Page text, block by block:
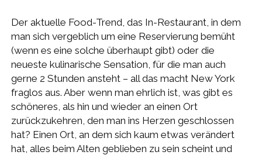
Der aktuelle Food-Trend, das In-Restaurant, in dem
man sich vergeblich um eine Reservierung bemüht
(wenn es eine solche überhaupt gibt) oder die
neueste kulinarische Sensation, für die man auch
gerne 2 Stunden ansteht – all das macht New York
fraglos aus. Aber wenn man ehrlich ist, was gibt es
schöneres, als hin und wieder an einen Ort
zurückzukehren, den man ins Herzen geschlossen
hat? Einen Ort, an dem sich kaum etwas verändert
hat, alles beim Alten geblieben zu sein scheint und